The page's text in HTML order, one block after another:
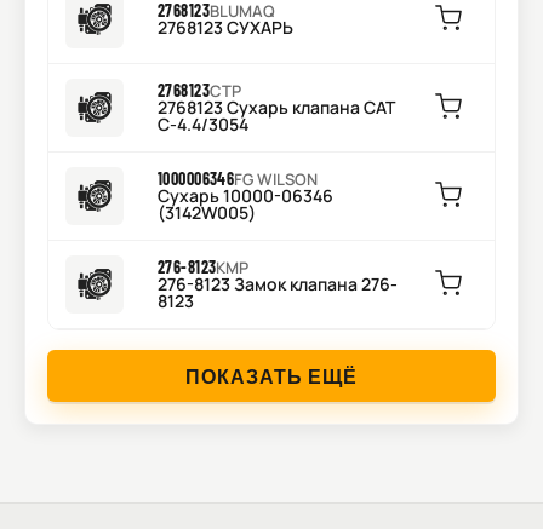
2768123BLUMAQ
2768123 СУХАРЬ
2768123CTP
2768123 Сухарь клапана CAT
C-4.4/3054
1000006346FG WILSON
Сухарь 10000-06346
(3142W005)
276-8123KMP
276-8123 Замок клапана 276-
8123
ПОКАЗАТЬ ЕЩЁ